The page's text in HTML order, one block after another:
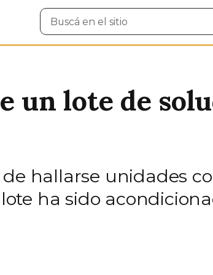
Buscar
en
un lote de
hallarse unidades
ha sido